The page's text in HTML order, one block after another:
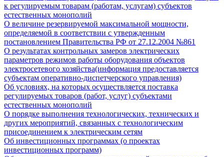
к регулируемым товарам (работам, услугам) субъектов
естественных монополий
О величине резервируемой максимальной мощности,
определяемой в соответствии с утвержденным
постановлением Правительства РФ от 27.12.2004 №861
О результатах контрольных замеров электрических
параметров режимов работы оборудования объектов
электросетевого хозяйства(информация предоставляется
субъектам оперативно-диспетчерского управления)
Об условиях, на которых осуществляется поставка
регулируемых товаров (работ, услуг) субъектами
естественных монополий
О порядке выполнения технологических, технических и
других мероприятий, связанных с технологическим
присоединением к электрическим сетям
Об инвестиционных программах (о проектах
инвестиционных программ)